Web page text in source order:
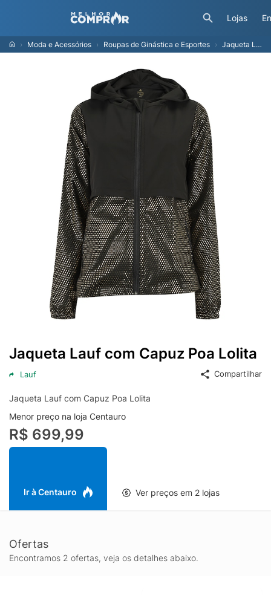
Lojas
Moda e Acessórios Roupas de Ginástica e Esportes Jaqueta Lauf com Capuz Poa Lolita
Jaqueta Lauf com Capuz Poa Lolita
Lauf Compartilhar
Jaqueta Lauf com Capuz Poa Lolita
Menor preço na loja Centauro
R$ 699,99
Ir à Centauro Ver preços em 2 lojas
Ofertas
Encontramos 2 ofertas, veja os detalhes abaixo.